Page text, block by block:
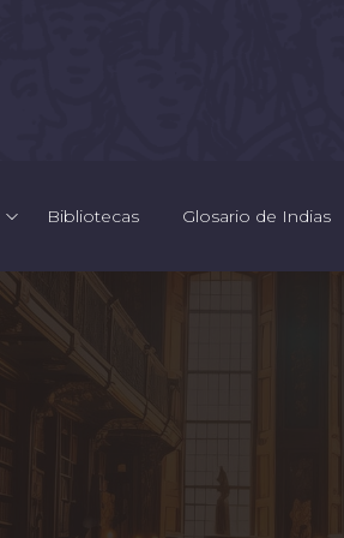
Bibliotecas Glosario de Indias